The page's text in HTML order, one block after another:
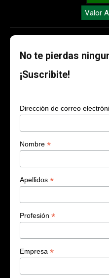
Valor
No te pierdas
¡Suscribite!
Dirección de correo
Nombre *
Apellidos *
Profesión *
Empresa *